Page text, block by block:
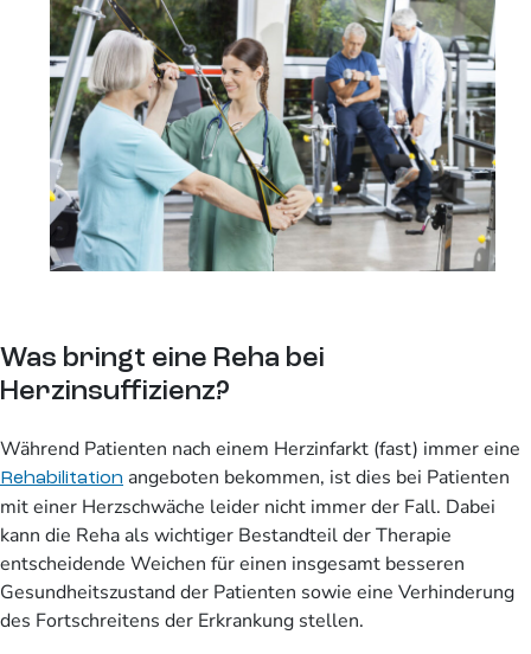
Was bringt eine Reha bei
Herzinsuffizienz?
Während Patienten nach einem Herzinfarkt (fast) immer eine
Rehabilitation angeboten bekommen, ist dies bei Patienten
mit einer Herzschwäche leider nicht immer der Fall. Dabei
kann die Reha als wichtiger Bestandteil der Therapie
entscheidende Weichen für einen insgesamt besseren
Gesundheitszustand der Patienten sowie eine Verhinderung
des Fortschreitens der Erkrankung stellen.